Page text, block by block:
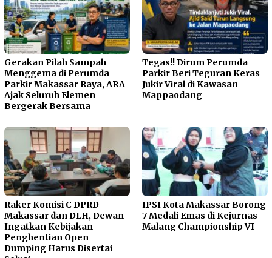
Gerakan Pilah Sampah
Menggema di Perumda
Parkir Makassar Raya, ARA
Ajak Seluruh Elemen
Bergerak Bersama
Tegas!! Dirum Perumda
Parkir Beri Teguran Keras
Jukir Viral di Kawasan
Mappaodang
Raker Komisi C DPRD
Makassar dan DLH, Dewan
Ingatkan Kebijakan
Penghentian Open
Dumping Harus Disertai
IPSI Kota Makassar Borong
7 Medali Emas di Kejurnas
Malang Championship VI